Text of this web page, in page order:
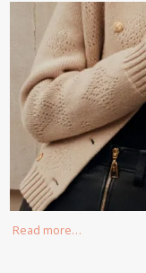
Read more…